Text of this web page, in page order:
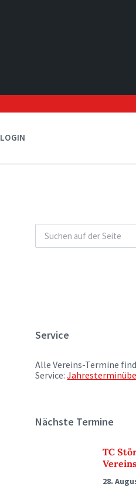
LOGIN
Service
Alle Vereins-Termine
Service:
Nächste Termine
TC
28.